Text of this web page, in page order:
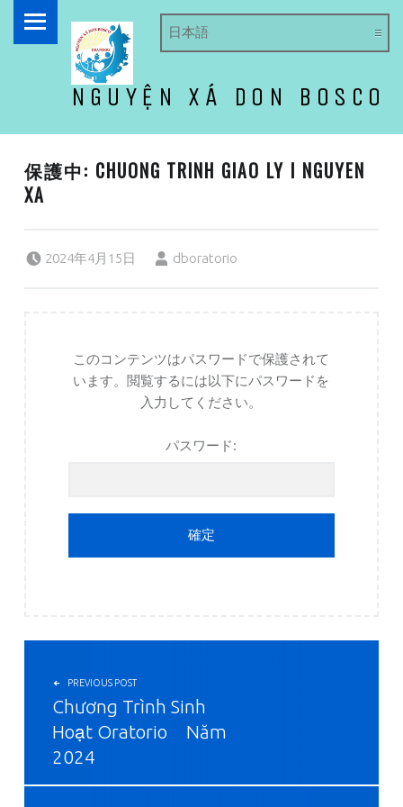
NGUYỆN XÁ DON BOSCO
保護中: CHUONG TRINH GIAO LY I NGUYEN
XA
2024年4月15日 dboratorio
このコンテンツはパスワードで保護されて
います。閲覧するには以下にパスワードを
入力してください。
パスワード:
PREVIOUS POST
Chương Trình Sinh
Hoạt Oratorio Năm
2024